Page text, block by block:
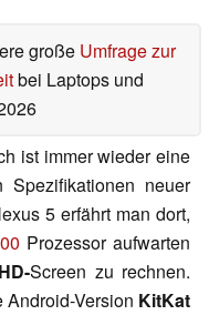
große Umfrage zur
bei Laptops und
ist immer wieder eine
neuer
5 erfährt man dort,
Prozessor aufwarten
Screen zu rechnen.
Version KitKat